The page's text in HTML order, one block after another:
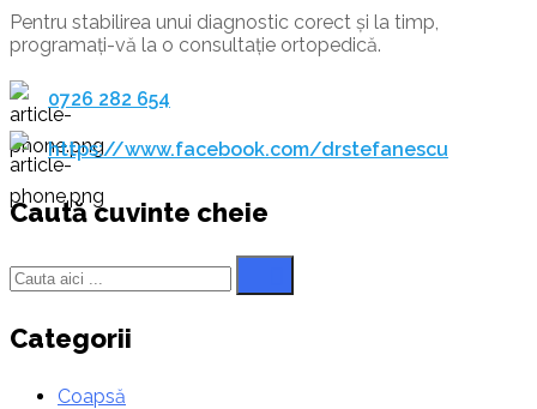
Pentru stabilirea unui diagnostic corect și la timp,
programați-vă la o consultație ortopedică.
0726 282 654
https://www.facebook.com/drstefanescu
Caută cuvinte cheie
Categorii
Coapsă